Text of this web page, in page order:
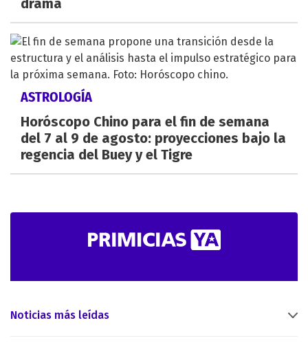
drama
ASTROLOGÍA
Horóscopo Chino para el fin de semana
del 7 al 9 de agosto: proyecciones bajo la
regencia del Buey y el Tigre
Noticias más leídas